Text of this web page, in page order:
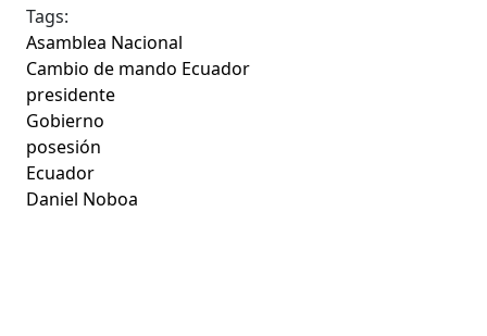
Tags:
Asamblea Nacional
Cambio de mando Ecuador
presidente
Gobierno
posesión
Ecuador
Daniel Noboa